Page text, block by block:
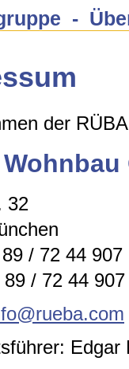
-
der
Wohnbau
32
/ 72 44
/ 72 44
Edgar